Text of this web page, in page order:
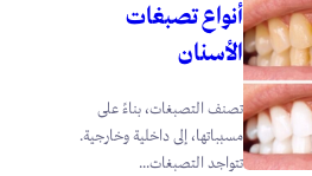
أنواع تصبغات
الأسنان
تصنف التصبغات، بناءً على
مسبباتها، إلى داخلية وخارجية.
تتواجد التصبغات...